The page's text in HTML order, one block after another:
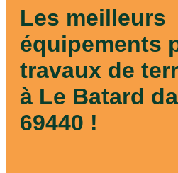
Les meilleurs
équipements
travaux de
à Le Batard
69440 !